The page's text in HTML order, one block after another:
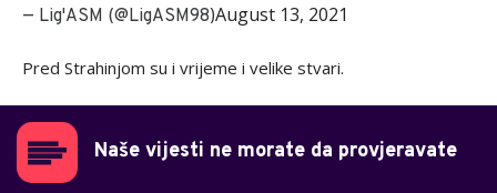
— Lig'ASM (@LigASM98)August 13, 2021
Pred Strahinjom su i vrijeme i velike stvari.
Naše vijesti ne morate da provjeravate